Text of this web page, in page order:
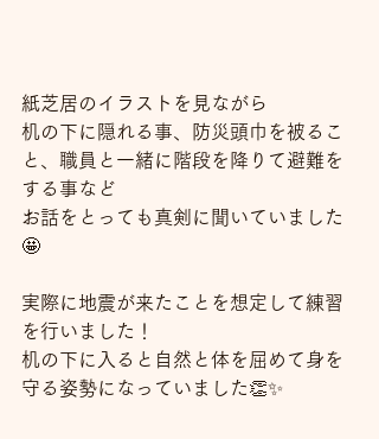
紙芝居のイラストを見ながら
机の下に隠れる事、防災頭巾を被るこ
と、職員と一緒に階段を降りて避難を
する事など
お話をとっても真剣に聞いていました
🤩
実際に地震が来たことを想定して練習
を行いました！
机の下に入ると自然と体を屈めて身を
守る姿勢になっていました👏✨